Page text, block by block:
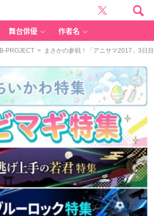
舞台俳優 作者名
B-PROJECT > まさかの参戦！「アニサマ2017」3日